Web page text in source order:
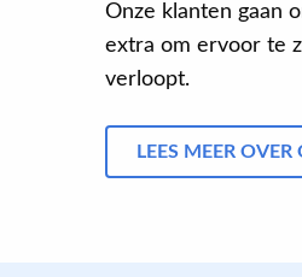
Onze klanten gaan
extra om ervoor te
verloopt.
LEES MEER OVER